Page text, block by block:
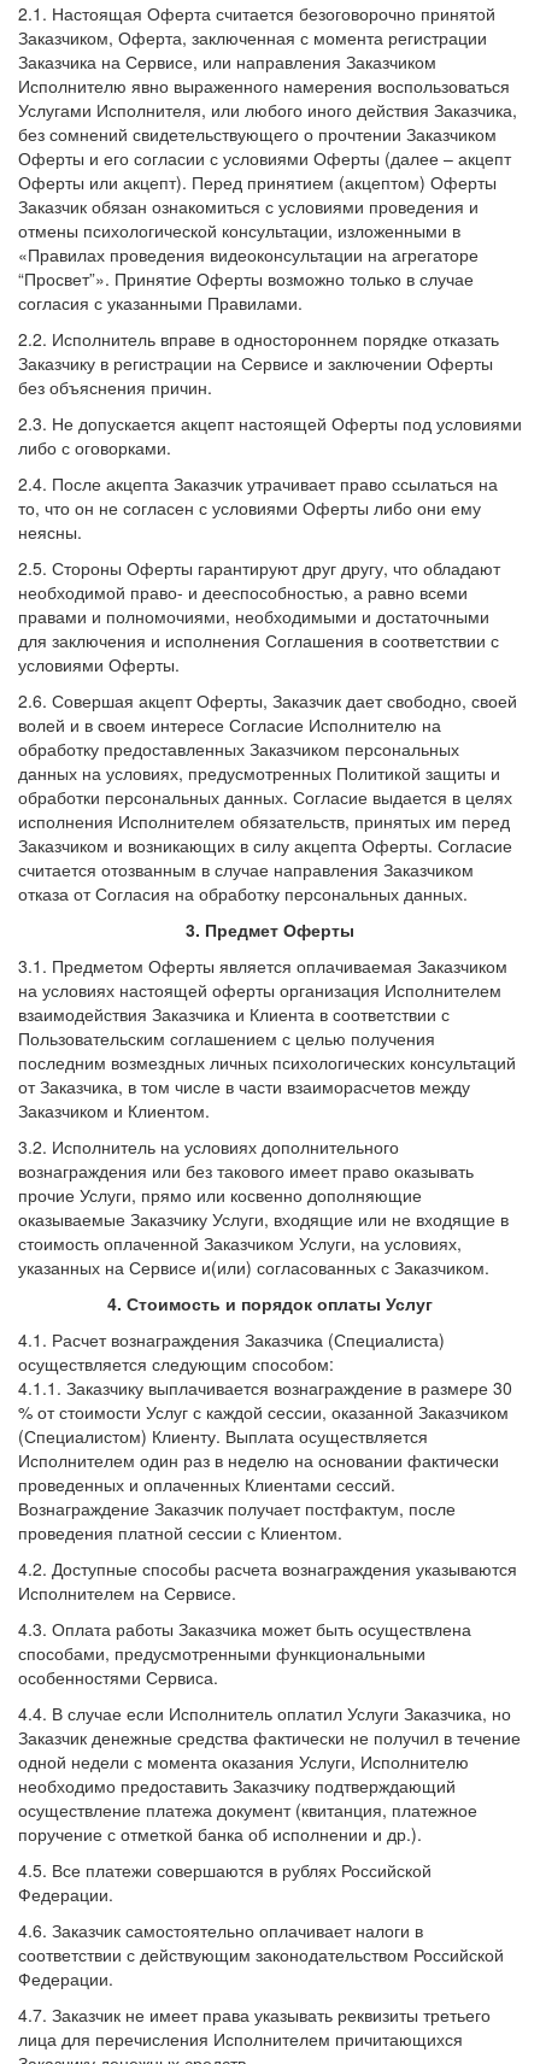
2.1. Настоящая Оферта считается безоговорочно принятой
Заказчиком, Оферта, заключенная с момента регистрации
Заказчика на Сервисе, или направления Заказчиком
Исполнителю явно выраженного намерения воспользоваться
Услугами Исполнителя, или любого иного действия Заказчика,
без сомнений свидетельствующего о прочтении Заказчиком
Оферты и его согласии с условиями Оферты (далее – акцепт
Оферты или акцепт). Перед принятием (акцептом) Оферты
Заказчик обязан ознакомиться с условиями проведения и
отмены психологической консультации, изложенными в
«Правилах проведения видеоконсультации на агрегаторе
“Просвет”». Принятие Оферты возможно только в случае
согласия с указанными Правилами.
2.2. Исполнитель вправе в одностороннем порядке отказать
Заказчику в регистрации на Сервисе и заключении Оферты
без объяснения причин.
2.3. Не допускается акцепт настоящей Оферты под условиями
либо с оговорками.
2.4. После акцепта Заказчик утрачивает право ссылаться на
то, что он не согласен с условиями Оферты либо они ему
неясны.
2.5. Стороны Оферты гарантируют друг другу, что обладают
необходимой право- и дееспособностью, а равно всеми
правами и полномочиями, необходимыми и достаточными
для заключения и исполнения Соглашения в соответствии с
условиями Оферты.
2.6. Совершая акцепт Оферты, Заказчик дает свободно, своей
волей и в своем интересе Согласие Исполнителю на
обработку предоставленных Заказчиком персональных
данных на условиях, предусмотренных Политикой защиты и
обработки персональных данных. Согласие выдается в целях
исполнения Исполнителем обязательств, принятых им перед
Заказчиком и возникающих в силу акцепта Оферты. Согласие
считается отозванным в случае направления Заказчиком
отказа от Согласия на обработку персональных данных.
3. Предмет Оферты
3.1. Предметом Оферты является оплачиваемая Заказчиком
на условиях настоящей оферты организация Исполнителем
взаимодействия Заказчика и Клиента в соответствии с
Пользовательским соглашением с целью получения
последним возмездных личных психологических консультаций
от Заказчика, в том числе в части взаиморасчетов между
Заказчиком и Клиентом.
3.2. Исполнитель на условиях дополнительного
вознаграждения или без такового имеет право оказывать
прочие Услуги, прямо или косвенно дополняющие
оказываемые Заказчику Услуги, входящие или не входящие в
стоимость оплаченной Заказчиком Услуги, на условиях,
указанных на Сервисе и(или) согласованных с Заказчиком.
4. Стоимость и порядок оплаты Услуг
4.1. Расчет вознаграждения Заказчика (Специалиста)
осуществляется следующим способом:
4.1.1. Заказчику выплачивается вознаграждение в размере 30
% от стоимости Услуг с каждой сессии, оказанной Заказчиком
(Специалистом) Клиенту. Выплата осуществляется
Исполнителем один раз в неделю на основании фактически
проведенных и оплаченных Клиентами сессий.
Вознаграждение Заказчик получает постфактум, после
проведения платной сессии с Клиентом.
4.2. Доступные способы расчета вознаграждения указываются
Исполнителем на Сервисе.
4.3. Оплата работы Заказчика может быть осуществлена
способами, предусмотренными функциональными
особенностями Сервиса.
4.4. В случае если Исполнитель оплатил Услуги Заказчика, но
Заказчик денежные средства фактически не получил в течение
одной недели с момента оказания Услуги, Исполнителю
необходимо предоставить Заказчику подтверждающий
осуществление платежа документ (квитанция, платежное
поручение с отметкой банка об исполнении и др.).
4.5. Все платежи совершаются в рублях Российской
Федерации.
4.6. Заказчик самостоятельно оплачивает налоги в
соответствии с действующим законодательством Российской
Федерации.
4.7. Заказчик не имеет права указывать реквизиты третьего
лица для перечисления Исполнителем причитающихся